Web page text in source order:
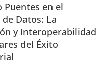
Puentes en el
Datos: La
y Interoperabilidad
del Éxito